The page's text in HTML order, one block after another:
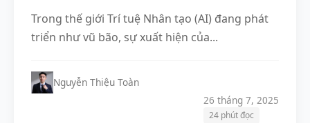
Trong thế giới Trí tuệ Nhân tạo (AI) đang phát
triển như vũ bão, sự xuất hiện của...
Nguyễn Thiệu Toàn
26 tháng 7, 2025
24 phút đọc